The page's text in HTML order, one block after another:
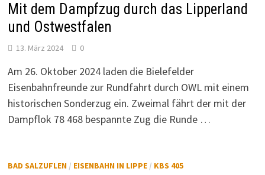
Mit dem Dampfzug durch das Lipperland
und Ostwestfalen
13. März 2024 0
Am 26. Oktober 2024 laden die Bielefelder
Eisenbahnfreunde zur Rundfahrt durch OWL mit einem
historischen Sonderzug ein. Zweimal fährt der mit der
Dampflok 78 468 bespannte Zug die Runde …
BAD SALZUFLEN/ EISENBAHN IN LIPPE/ KBS 405